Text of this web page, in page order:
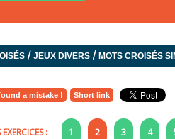
/ JEUX DIVERS/ MOTS CROISÉS
a mistake ! Short link
: 1 2 3 4